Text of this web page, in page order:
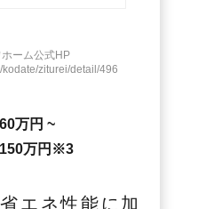
ーム公式HP
ziturei/detail/496
60万円 ~
150万円 ※3
エネ性能に加